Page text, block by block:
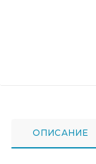
ОПИСАНИЕ